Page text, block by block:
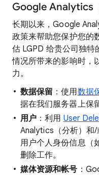
Google Analytics
长期以来，Google
政策来帮助您保护您的
估 LGPD 给贵公司独
情况所带来的影响时，
力。
数据保留 ：使用数据
据在我们服务器上保
用户 ：利用 User
Analytics（分析）和
用户个人身份信息（
删除工作。
媒体资源和帐号 ：